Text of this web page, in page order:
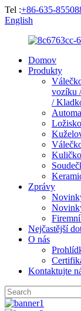
Tel :+86-635-
English
Domov
Produkty
vozíku
/
Zprávy
Nejčastější
O nás
Kontaktujte